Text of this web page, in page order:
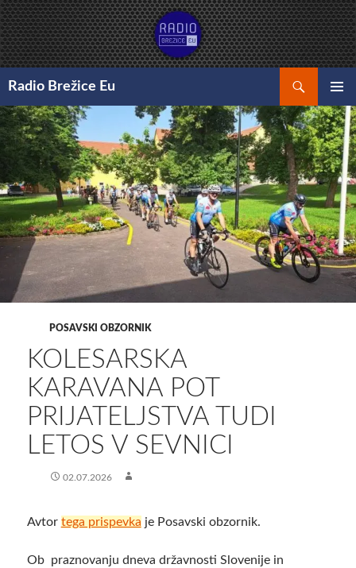
Preskoči
na
vsebino
Radio Brežice Eu
GLAVNI
MENI
POSAVSKI OBZORNIK
KOLESARSKA
KARAVANA POT
PRIJATELJSTVA TUDI
LETOS V SEVNICI
02.07.2026
Avtor tega prispevka je Posavski obzornik.
Ob praznovanju dneva državnosti Slovenije in